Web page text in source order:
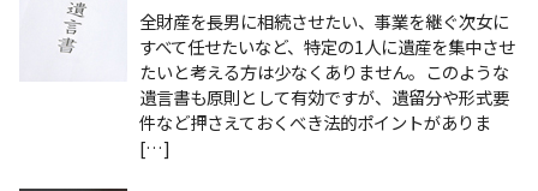
全財産を長男に相続させたい、事業を継ぐ次女に
すべて任せたいなど、特定の1人に遺産を集中させ
たいと考える方は少なくありません。このような
遺言書も原則として有効ですが、遺留分や形式要
件など押さえておくべき法的ポイントがありま
[…]